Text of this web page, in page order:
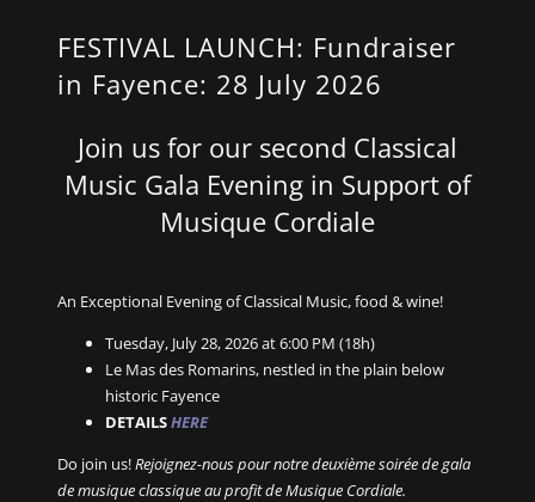
FESTIVAL LAUNCH: Fundraiser
in Fayence: 28 July 2026
Join us for our second Classical
Music Gala Evening in Support of
Musique Cordiale
An Exceptional Evening of Classical Music, food & wine!
Tuesday, July 28, 2026 at 6:00 PM (18h)
Le Mas des Romarins, nestled in the plain below
historic Fayence
DETAILSHERE
Do join us!Rejoignez-nous pour notre deuxième soirée de gala
de musique classique au profit de Musique Cordiale.